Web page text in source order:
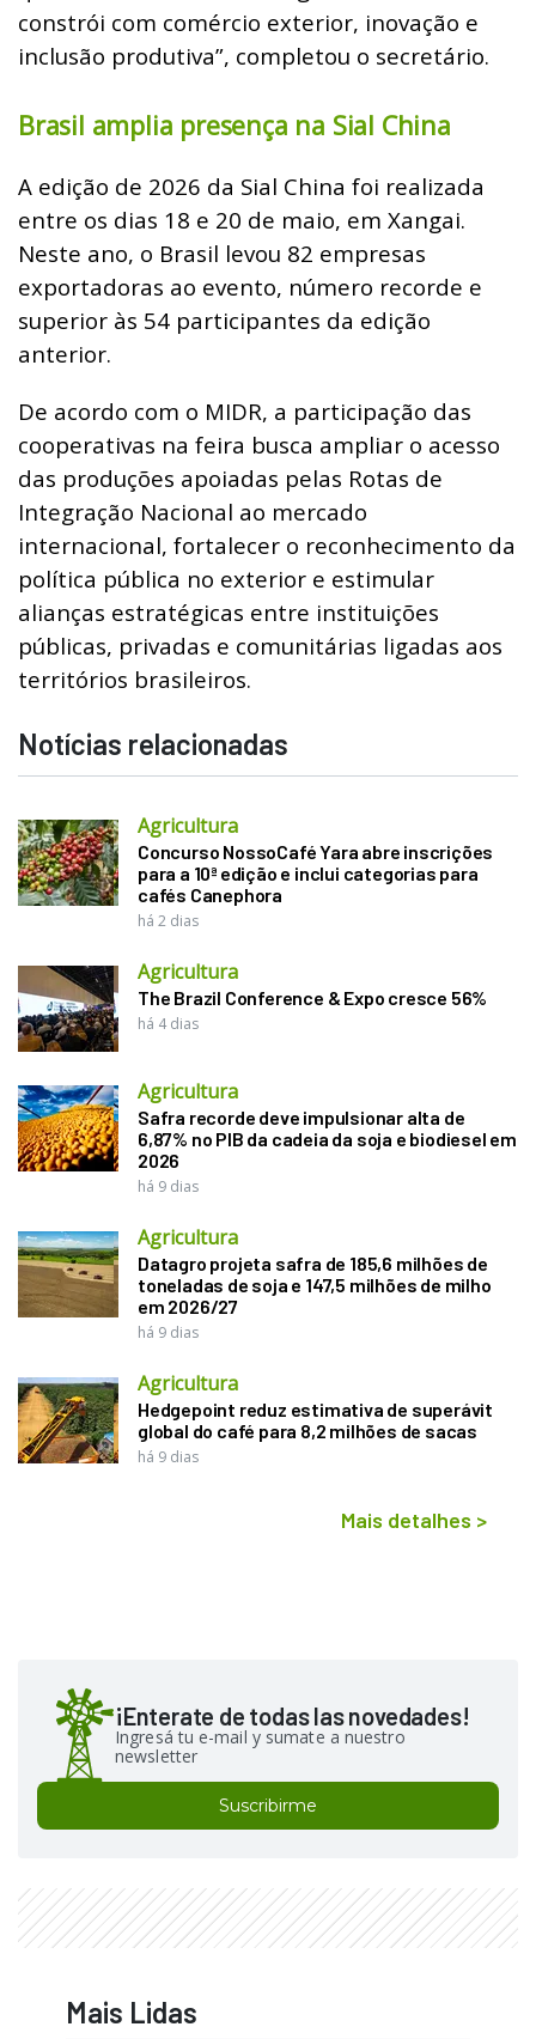
constrói com comércio exterior, inovação e
inclusão produtiva”, completou o secretário.
Brasil amplia presença na Sial China
A edição de 2026 da Sial China foi realizada
entre os dias 18 e 20 de maio, em Xangai.
Neste ano, o Brasil levou 82 empresas
exportadoras ao evento, número recorde e
superior às 54 participantes da edição
anterior.
De acordo com o MIDR, a participação das
cooperativas na feira busca ampliar o acesso
das produções apoiadas pelas Rotas de
Integração Nacional ao mercado
internacional, fortalecer o reconhecimento da
política pública no exterior e estimular
alianças estratégicas entre instituições
públicas, privadas e comunitárias ligadas aos
territórios brasileiros.
Notícias relacionadas
Agricultura
Concurso NossoCafé Yara abre inscrições
para a 10ª edição e inclui categorias para
cafés Canephora
há 2 dias
Agricultura
The Brazil Conference & Expo cresce 56%
há 4 dias
Agricultura
Safra recorde deve impulsionar alta de
6,87% no PIB da cadeia da soja e biodiesel em
2026
há 9 dias
Agricultura
Datagro projeta safra de 185,6 milhões de
toneladas de soja e 147,5 milhões de milho
em 2026/27
há 9 dias
Agricultura
Hedgepoint reduz estimativa de superávit
global do café para 8,2 milhões de sacas
há 9 dias
Mais detalhes >
¡Enterate de todas las novedades!
Ingresá tu e-mail y sumate a nuestro
newsletter
Suscribirme
Mais Lidas